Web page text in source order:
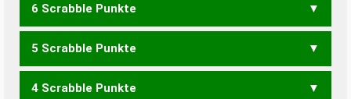
ERWIN WEINT WIRTE
6 Scrabble Punkte
TWEN WEIN WEIT WERT
5 Scrabble Punkte
NRW RWE WEN WER
4 Scrabble Punkte